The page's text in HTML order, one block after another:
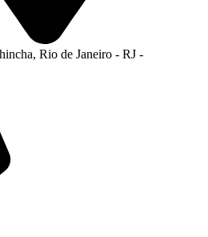
Rio de Janeiro - RJ -